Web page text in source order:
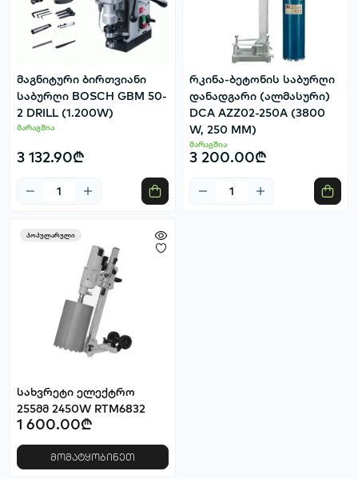
მაგნიტური ბირთვიანი
საბურღი BOSCH GBM 50-
2 DRILL (1.200W)
მარაგშია
3 132.90₾
რკინა-ბეტონის საბურღი
დანადგარი (ალმასური)
DCA AZZ02-250A (3800
W, 250 MM)
მარაგშია
3 200.00₾
პოპულარული
სახვრეტი ელექტრო
255მმ 2450W RTM6832
1 600.00₾
მომატყობინეთ